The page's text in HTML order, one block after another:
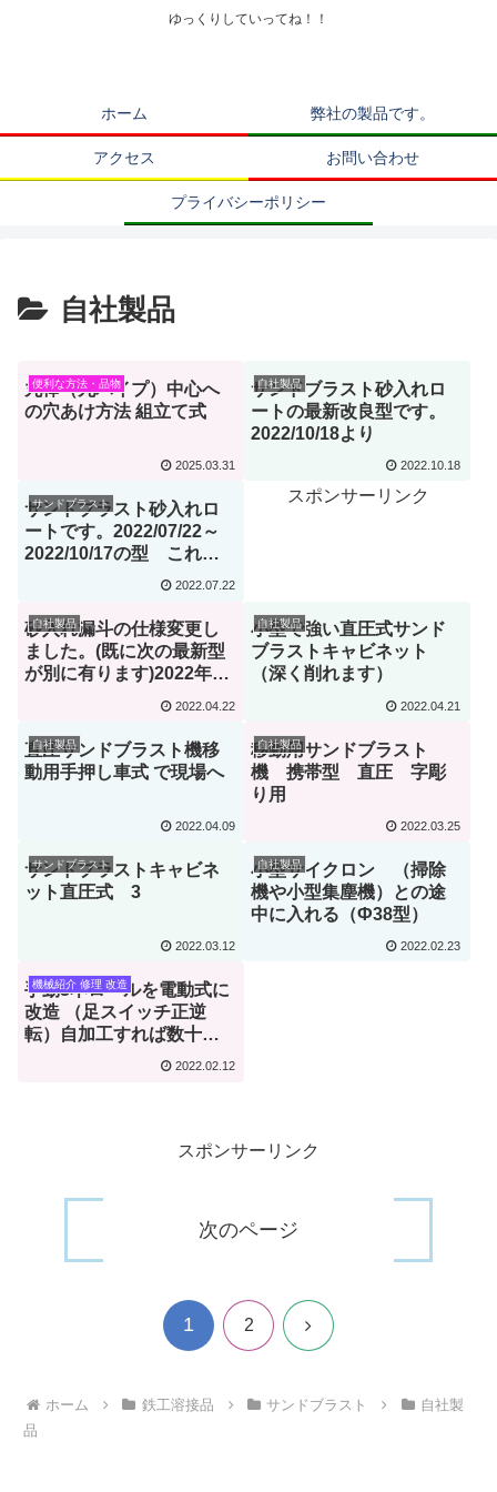
ゆっくりしていってね！！
ホーム 弊社の製品です。
アクセス お問い合わせ
プライバシーポリシー
自社製品
便利な方法・品物
丸棒（丸パイプ）中心へ
の穴あけ方法 組立て式
2025.03.31
自社製品
サンドブラスト砂入れロ
ートの最新改良型です。
2022/10/18より
2022.10.18
サンドブラスト
サンドブラスト砂入れロ
ートです。2022/07/22～
2022/10/17の型 これは
2022.07.22
スポンサーリンク
自社製品
砂入れ漏斗の仕様変更し
ました。(既に次の最新型
が別に有ります)2022年7
2022.04.22
自社製品
小型で強い直圧式サンド
ブラストキャビネット
（深く削れます）
2022.04.21
自社製品
直圧サンドブラスト機移
動用手押し車式 で現場へ
2022.04.09
自社製品
移動用サンドブラスト
機 携帯型 直圧 字彫
り用
2022.03.25
サンドブラスト
サンドブラストキャビネ
ット直圧式 3
2022.03.12
自社製品
小型サイクロン （掃除
機や小型集塵機）との途
中に入れる（Ф38型）
2022.02.23
機械紹介 修理 改造
手動3本ロールを電動式に
改造 （足スイッチ正逆
転）自加工すれば数十万
2022.02.12
スポンサーリンク
次のページ
1 2 次
ホーム 鉄工溶接品 サンドブラスト
自社製
品